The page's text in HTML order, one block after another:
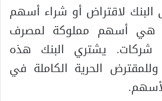
لاقتراض أو شراء أسهم
هي أسهم مملوكة لمصرف
شركات. يشتري البنك هذه
الحرية الكاملة في